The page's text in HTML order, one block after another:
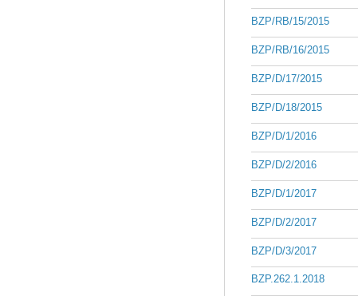
BZP/RB/15/2015
BZP/RB/16/2015
BZP/D/17/2015
BZP/D/18/2015
BZP/D/1/2016
BZP/D/2/2016
BZP/D/1/2017
BZP/D/2/2017
BZP/D/3/2017
BZP.262.1.2018